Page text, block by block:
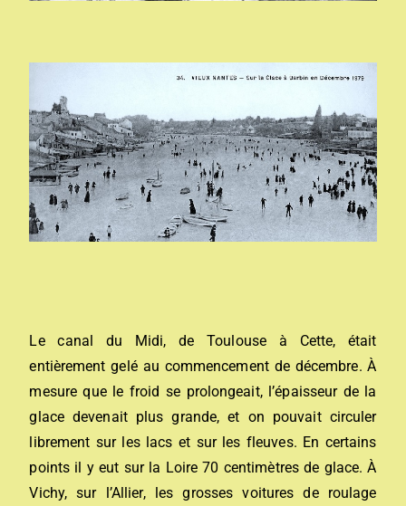
Le canal du Midi, de Toulouse à Cette, était
entièrement gelé au commencement de décembre. À
mesure que le froid se prolongeait, l’épaisseur de la
glace devenait plus grande, et on pouvait circuler
librement sur les lacs et sur les fleuves. En certains
points il y eut sur la Loire 70 centimètres de glace. À
Vichy, sur l’Allier, les grosses voitures de roulage